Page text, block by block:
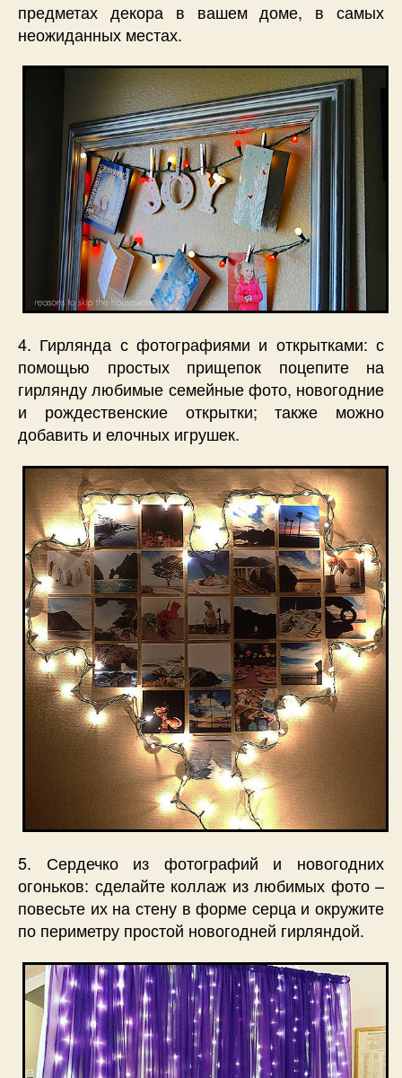
предметах декора в вашем доме, в самых
неожиданных местах.
4. Гирлянда с фотографиями и открытками: с
помощью простых прищепок поцепите на
гирлянду любимые семейные фото, новогодние
и рождественские открытки; также можно
добавить и елочных игрушек.
5. Сердечко из фотографий и новогодних
огоньков: сделайте коллаж из любимых фото –
повесьте их на стену в форме серца и окружите
по периметру простой новогодней гирляндой.